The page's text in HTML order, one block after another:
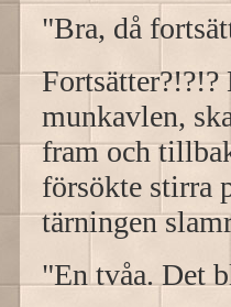
"Bra, då
munkavlen,
fram och
försökte stirra
tärningen
"En tvåa. Det